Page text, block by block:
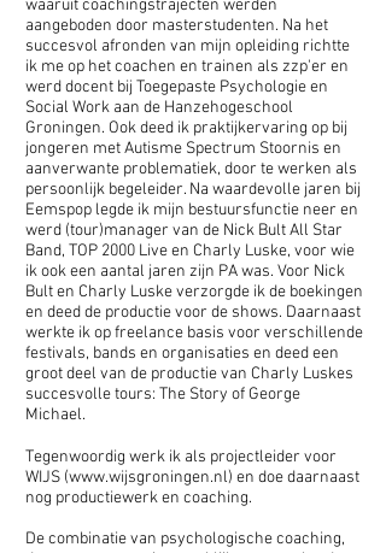
waaruit coachingstrajecten werden
aangeboden door masterstudenten. Na het
succesvol afronden van mijn opleiding richtte
ik me op het coachen en trainen als zzp'er en
werd docent bij Toegepaste Psychologie en
Social Work aan de Hanzehogeschool
Groningen. Ook deed ik praktijkervaring op bij
jongeren met Autisme Spectrum Stoornis en
aanverwante problematiek, door te werken als
persoonlijk begeleider. Na waardevolle jaren bij
Eemspop legde ik mijn bestuursfunctie neer en
werd (tour)manager van de Nick Bult All Star
Band, TOP 2000 Live en Charly Luske, voor wie
ik ook een aantal jaren zijn PA was. Voor Nick
Bult en Charly Luske verzorgde ik de boekingen
en deed de productie voor de shows. Daarnaast
werkte ik op freelance basis voor verschillende
festivals, bands en organisaties en deed een
groot deel van de productie van Charly Luskes
succesvolle tours: The Story of George
Michael.
Tegenwoordig werk ik als projectleider voor
WIJS (www.wijsgroningen.nl) en doe daarnaast
nog productiewerk en coaching.
De combinatie van psychologische coaching,